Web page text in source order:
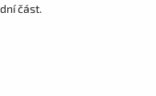
část.